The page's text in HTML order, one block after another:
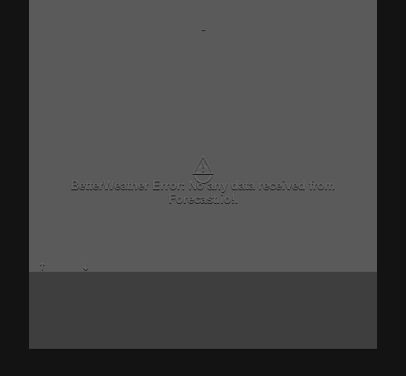
-
⚠
BetterWeather Error: No any data received from
Forecast.io!.